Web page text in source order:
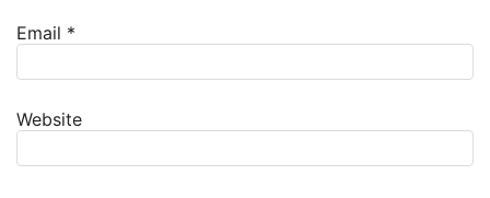
Email *
Website